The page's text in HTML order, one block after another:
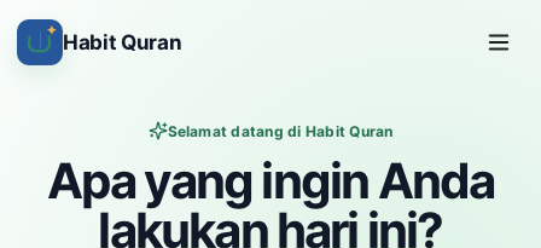
✦ Habit Quran
Selamat datang di Habit Quran
Apa yang ingin Anda
lakukan hari ini?